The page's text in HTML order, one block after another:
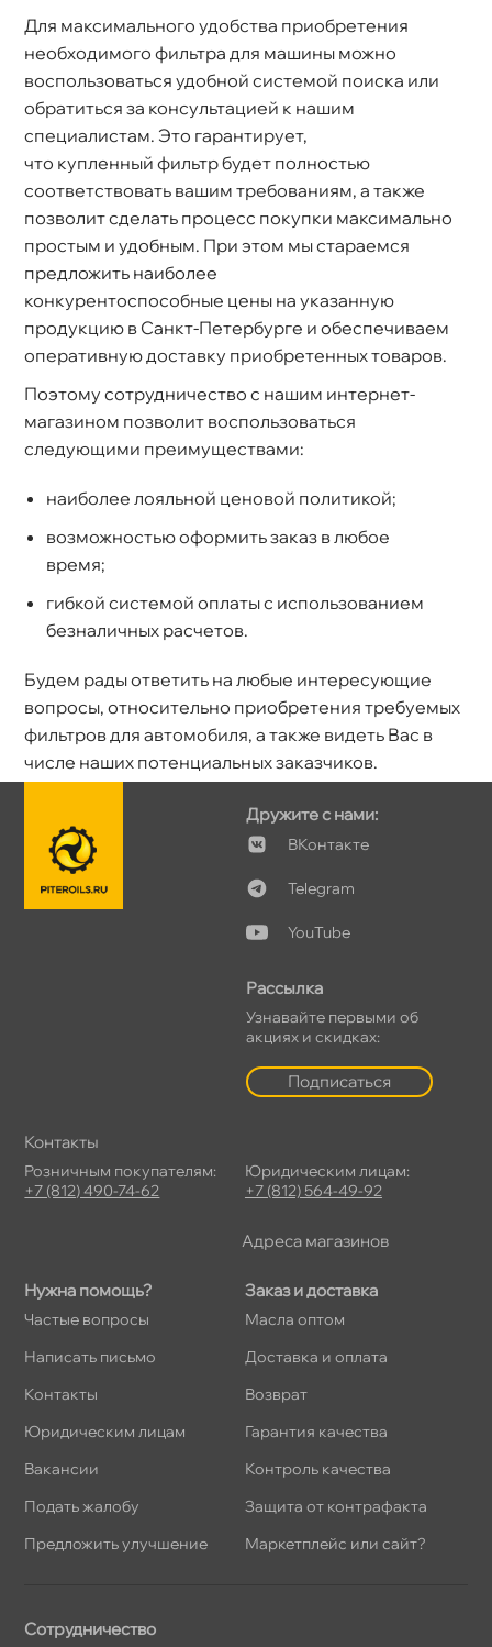
Для максимального удобства приобретения
необходимого фильтра для машины можно
оспользоваться удобной системой поиска или
обратиться за консультацией к нашим
специалистам. Это гарантирует,
что купленный фильтр будет полностью
соответствовать вашим требованиям, а также
позволит сделать процесс покупки максимально
простым и удобным. При этом мы стараемся
предложить наиболее
конкурентоспособные цены на указанную
продукцию в Санкт-Петербурге и обеспечиваем
оперативную доставку приобретенных товаров.
Поэтому сотрудничество с нашим интернет-
магазином позволит воспользоваться
следующими преимуществами:
наиболее лояльной ценовой политикой;
озможностью оформить заказ в любое
ремя;
ибкой системой оплаты с использованием
езналичных расчетов.
Будем рады ответить на любые интересующие
опросы, относительно приобретения требуемых
фильтров для автомобиля, а также видеть Вас
числе наших потенциальных заказчиков.
Нужна помощь?
Частые вопросы
Написать письмо
Контакты
Юридическим лицам
акансии
Подать жалобу
Предложить улучшение
Заказ и доставка
Масла оптом
Доставка и оплата
озврат
Гарантия качества
Контроль качества
Защита от контрафакта
Маркетплейс или сайт?
Дружите с нами:
Контакте
Telegram
YouTube
Рассылка
Узнавайте первыми о
акциях и скидках:
Подписаться
Сотрудничество
Контакты
Розничным покупателям:
+7 (812) 490-74-62
Юридическим лицам:
+7 (812) 564-49-92
Адреса магазино